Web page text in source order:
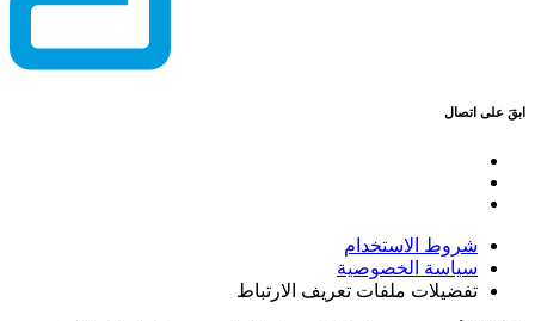
ابقَ على اتصال
شروط الاستخدام
سياسة الخصوصية
تفضيلات ملفات تعريف الارتباط